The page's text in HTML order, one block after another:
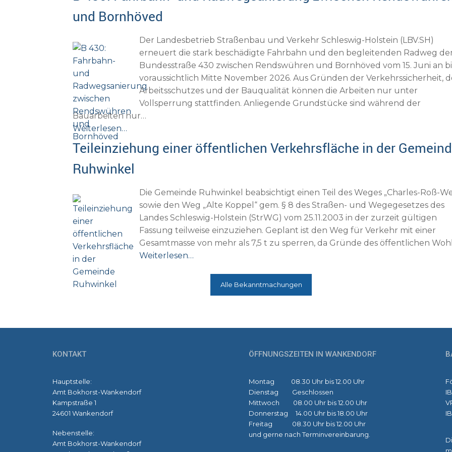
und Bornhöved
Der Landesbetrieb Straßenbau und Verkehr Schleswig-Holstein (LBV.SH)
erneuert die stark beschädigte Fahrbahn und den begleitenden Radweg
Bundesstraße 430 zwischen Rendswühren und Bornhöved vom 15. Juni an
voraussichtlich Mitte November 2026. Aus Gründen der Verkehrssicherheit,
Arbeitsschutzes und der Bauqualität können die Arbeiten nur unter
Vollsperrung stattfinden. Anliegende Grundstücke sind während der
Bauarbeiten nur…
Weiterlesen…
Teileinziehung einer öffentlichen Verkehrsfläche in der
Ruhwinkel
Die Gemeinde Ruhwinkel beabsichtigt einen Teil des Weges „Charles-Roß-
sowie den Weg „Alte Koppel“ gem. § 8 des Straßen- und Wegegesetzes des
Landes Schleswig-Holstein (StrWG) vom 25.11.2003 in der zurzeit gültigen
Fassung teilweise einzuziehen. Geplant ist den Weg für Verkehr mit einer
Gesamtmasse von mehr als 7,5 t zu sperren, da Gründe des öffentlichen
Weiterlesen…
Alle Bekanntmachungen
KONTAKT
Hauptstelle:
Amt Bokhorst-Wankendorf
Kampstraße 1
24601 Wankendorf
Nebenstelle:
Amt Bokhorst-Wankendorf
ÖFFNUNGSZEITEN IN WANKENDORF
Montag 08.30 Uhr bis 12.00 Uhr
Dienstag Geschlossen
Mittwoch 08.00 Uhr bis 12.00 Uhr
Donnerstag 14.00 Uhr bis 18.00 Uhr
Freitag 08.30 Uhr bis 12.00 Uhr
und gerne nach Terminvereinbarung.